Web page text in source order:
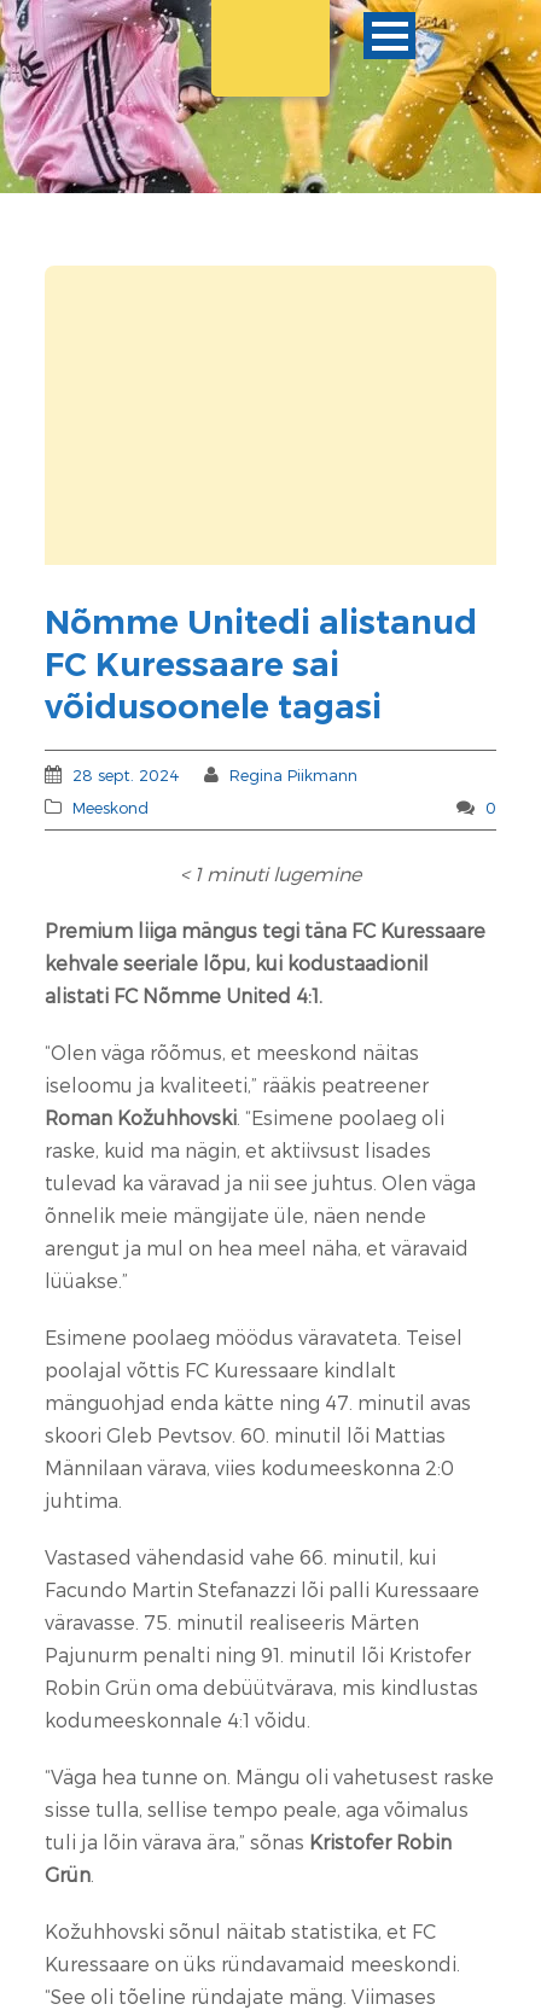
Nõmme Unitedi alistanud
FC Kuressaare sai
võidusoonele tagasi
28 sept. 2024
Regina Piikmann
Meeskond
0
< 1 minuti lugemine
Premium liiga mängus tegi täna FC Kuressaare
kehvale seeriale lõpu, kui kodustaadionil
alistati FC Nõmme United 4:1.
“Olen väga rõõmus, et meeskond näitas
iseloomu ja kvaliteeti,” rääkis peatreener
Roman Kožuhhovski . “Esimene poolaeg oli
raske, kuid ma nägin, et aktiivsust lisades
tulevad ka väravad ja nii see juhtus. Olen väga
õnnelik meie mängijate üle, näen nende
arengut ja mul on hea meel näha, et väravaid
lüüakse.”
Esimene poolaeg möödus väravateta. Teisel
poolajal võttis FC Kuressaare kindlalt
mänguohjad enda kätte ning 47. minutil avas
skoori Gleb Pevtsov. 60. minutil lõi Mattias
Männilaan värava, viies kodumeeskonna 2:0
juhtima.
Vastased vähendasid vahe 66. minutil, kui
Facundo Martin Stefanazzi lõi palli Kuressaare
väravasse. 75. minutil realiseeris Märten
Pajunurm penalti ning 91. minutil lõi Kristofer
Robin Grün oma debüütvärava, mis kindlustas
kodumeeskonnale 4:1 võidu.
“Väga hea tunne on. Mängu oli vahetusest raske
sisse tulla, sellise tempo peale, aga võimalus
tuli ja lõin värava ära,” sõnas Kristofer Robin
Grün
Kožuhhovski sõnul näitab statistika, et FC
Kuressaare on üks ründavamaid meeskondi.
“See oli tõeline ründajate mäng. Viimases